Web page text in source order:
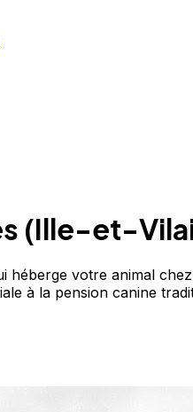
(Ille-et-
votre animal
à la pension canine